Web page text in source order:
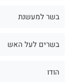
בשר למעשנת
בשרים לעל האש
הודו